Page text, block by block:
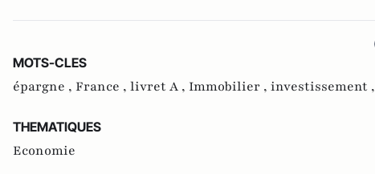
MOTS-CLES
épargne , France , livret A , Immobilier , investissement ,
THEMATIQUES
Economie